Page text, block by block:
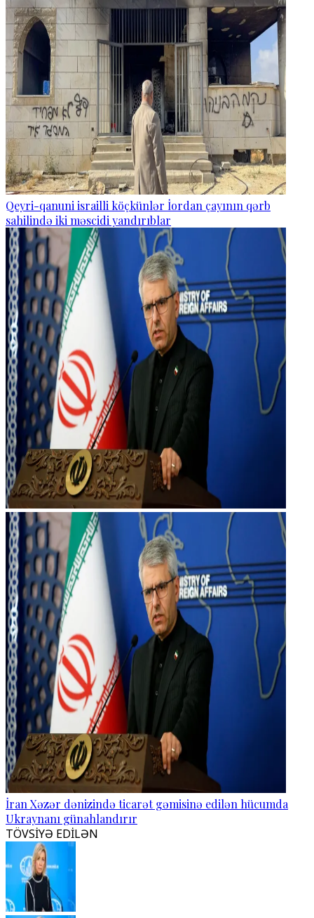
Qeyri-qanuni israilli köçkünlər İordan çayının qərb
sahilində iki məscidi yandırıblar
İran Xəzər dənizində ticarət gəmisinə edilən hücumda
Ukraynanı günahlandırır
TÖVSİYƏ EDİLƏN